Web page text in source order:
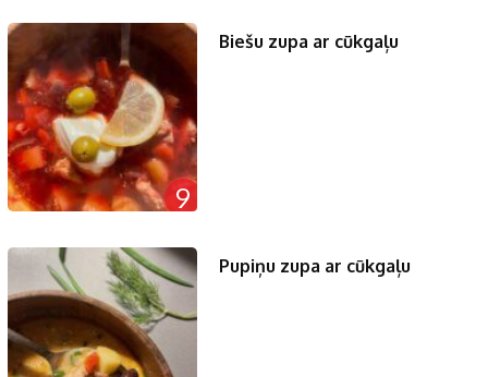
9
Biešu zupa ar cūkgaļu
Pupiņu zupa ar cūkgaļu